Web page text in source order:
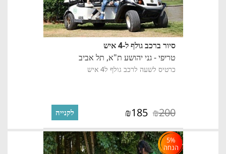
סיור ברכב גולף ל-4 איש
טריפי - גני יהושע ת"א, תל אביב
כרטיס לשעה לרכב גולף ל4 איש
₪200
₪185 לקנייה
5%
הנחה